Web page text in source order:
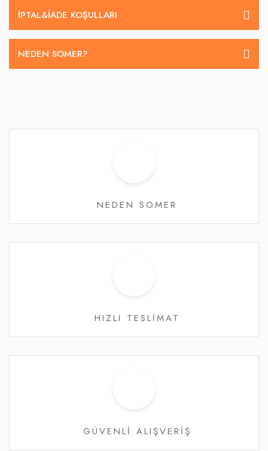
İPTAL&IADE KOŞULLARI
NEDEN SOMER?
NEDEN SOMER
HIZLI TESLİMAT
GÜVENLİ ALIŞVERİŞ